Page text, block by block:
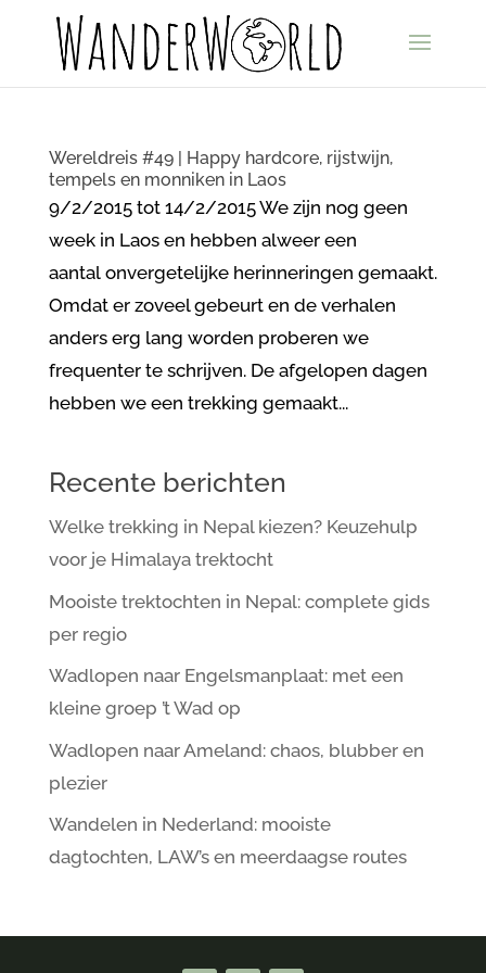
Wereldreis #49 | Happy hardcore, rijstwijn,
tempels en monniken in Laos
9/2/2015 tot 14/2/2015 We zijn nog geen
week in Laos en hebben alweer een
aantal onvergetelijke herinneringen gemaakt.
Omdat er zoveel gebeurt en de verhalen
anders erg lang worden proberen we
frequenter te schrijven. De afgelopen dagen
hebben we een trekking gemaakt...
Recente berichten
Welke trekking in Nepal kiezen? Keuzehulp
voor je Himalaya trektocht
Mooiste trektochten in Nepal: complete gids
per regio
Wadlopen naar Engelsmanplaat: met een
kleine groep ’t Wad op
Wadlopen naar Ameland: chaos, blubber en
plezier
Wandelen in Nederland: mooiste
dagtochten, LAW’s en meerdaagse routes